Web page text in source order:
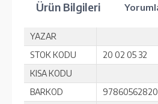
Ürün Bilgileri
YAZAR
STOK KODU
20 02 05 32
KISA KODU
BARKOD